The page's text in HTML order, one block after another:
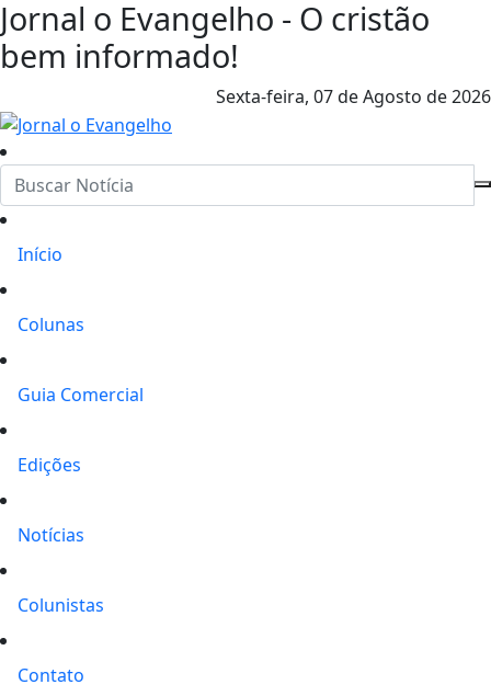
Jornal o Evangelho - O cristão
bem informado!
Sexta-feira, 07 de Agosto de 2026
Início
Colunas
Guia Comercial
Edições
Notícias
Colunistas
Contato